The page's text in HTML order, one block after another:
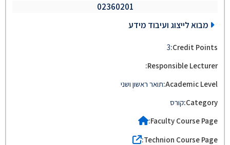
02360201
מבוא לייצוג ועיבוד מידע
3
תואר ראשון ושני
קורס